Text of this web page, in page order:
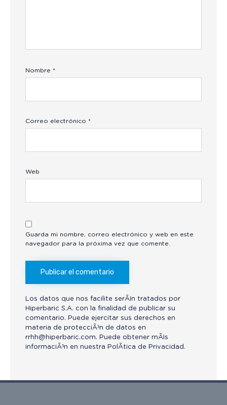
Nombre *
Correo electrónico *
Web
Guarda mi nombre, correo electrónico y web en este
navegador para la próxima vez que comente.
Los datos que nos facilite serÃ¡n tratados por
Hiperbaric S.A. con la finalidad de publicar su
comentario. Puede ejercitar sus derechos en
materia de protecciÃ³n de datos en
rrhh@hiperbaric.com. Puede obtener mÃ¡s
informaciÃ³n en nuestra PolÃ­tica de Privacidad.